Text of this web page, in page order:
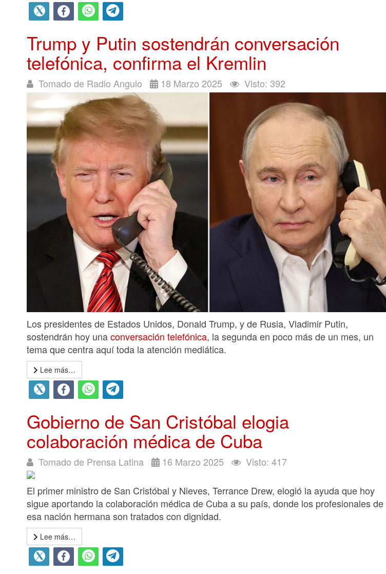
Trump y Putin sostendrán conversación
telefónica, confirma el Kremlin
Tomado de Radio Angulo 18 Marzo 2025 Visto: 392
Los presidentes de Estados Unidos, Donald Trump, y de Rusia, Vladimir Putin,
sostendrán hoy unaconversación telefónica, la segunda en poco más de un mes, un
tema que centra aquí toda la atención mediática.
Lee más…
Gobierno de San Cristóbal elogia
colaboración médica de Cuba
Tomado de Prensa Latina 16 Marzo 2025 Visto: 417
El primer ministro de San Cristóbal y Nieves, Terrance Drew, elogió la ayuda que hoy
sigue aportando la colaboración médica de Cuba a su país, donde los profesionales de
esa nación hermana son tratados con dignidad.
Lee más…